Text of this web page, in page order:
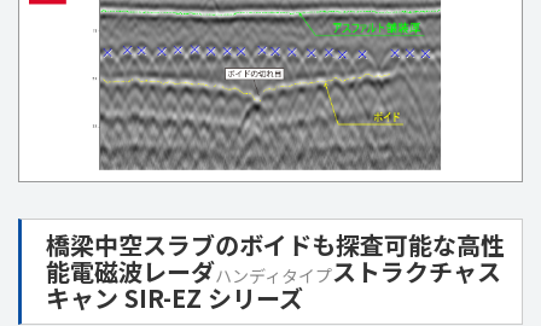
橋梁中空スラブのボイドも探査可能な高性
能電磁波レーダハンディタイプストラクチャス
キャン SIR-EZ シリーズ